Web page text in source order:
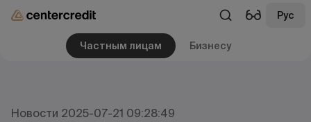
Рус
Частным лицам Бизнесу
Новости 2025-07-21 09:28:49